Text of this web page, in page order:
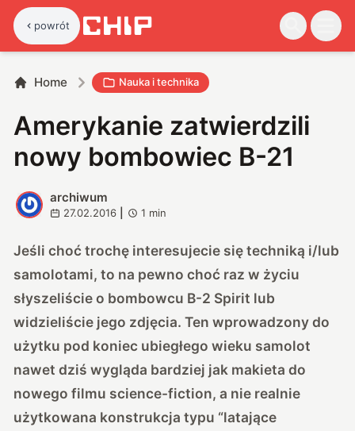
powrót
Home Nauka i technika
Amerykanie zatwierdzili
nowy bombowiec B-21
A
archiwum
27.02.2016 1 min
Jeśli choć trochę interesujecie się techniką i/lub
samolotami, to na pewno choć raz w życiu
słyszeliście o bombowcu B-2 Spirit lub
widzieliście jego zdjęcia. Ten wprowadzony do
użytku pod koniec ubiegłego wieku samolot
nawet dziś wygląda bardziej jak makieta do
nowego filmu science-fiction, a nie realnie
użytkowana konstrukcja typu “latające